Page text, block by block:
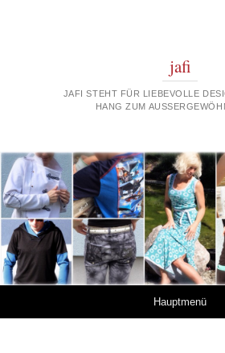
jafi
JAFI STEHT FÜR LIEBEVOLLE
HANG ZUM
Hauptmenü